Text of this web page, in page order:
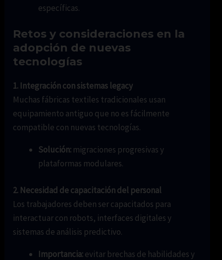
específicas.
Retos y consideraciones en la
adopción de nuevas
tecnologías
1. Integración con sistemas legacy
Muchas fábricas textiles tradicionales usan
equipamiento antiguo que no es fácilmente
compatible con nuevas tecnologías.
Solución: migraciones progresivas y
plataformas modulares.
2. Necesidad de capacitación del personal
Los trabajadores deben ser capacitados para
interactuar con robots, interfaces digitales y
sistemas de análisis predictivo.
Importancia:evitar brechas de habilidades y